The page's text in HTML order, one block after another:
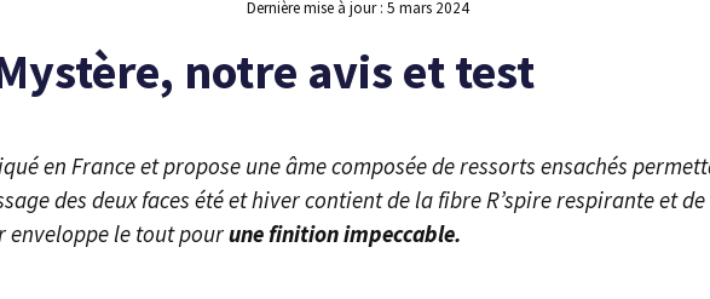
Dernière mise à jour : 5 mars 2024
notre avis et test
en France et propose une âme composée de ressorts ensachés
des deux faces été et hiver contient de la fibre R’spire respirante et
enveloppe le tout pourune finition impeccable.